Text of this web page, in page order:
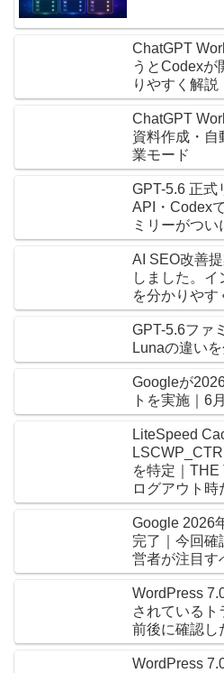
ChatGPT
うとCodexが
りやすく解説
ChatGPT
資料作成・自
業モード
GPT-5.6 正式
API・Codex
ミリーがつ
AI SEO改善
しました。
を分かりやす
GPT-5.6ファ
Lunaの違い
Googleが
トを実施｜6
LiteSpeed
を特定｜
ログアウト時
Google 2026
完了｜今回確
営者が注目す
WordPress
されている
前後に確認し
WordPress